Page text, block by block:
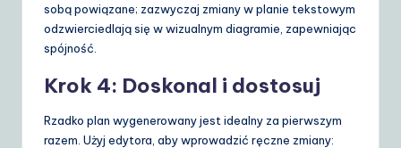
sobą powiązane; zazwyczaj zmiany w planie tekstowym
odzwierciedlają się w wizualnym diagramie, zapewniając
spójność.
Krok 4: Doskonal i dostosuj
Rzadko plan wygenerowany jest idealny za pierwszym
razem. Użyj edytora, aby wprowadzić ręczne zmiany: